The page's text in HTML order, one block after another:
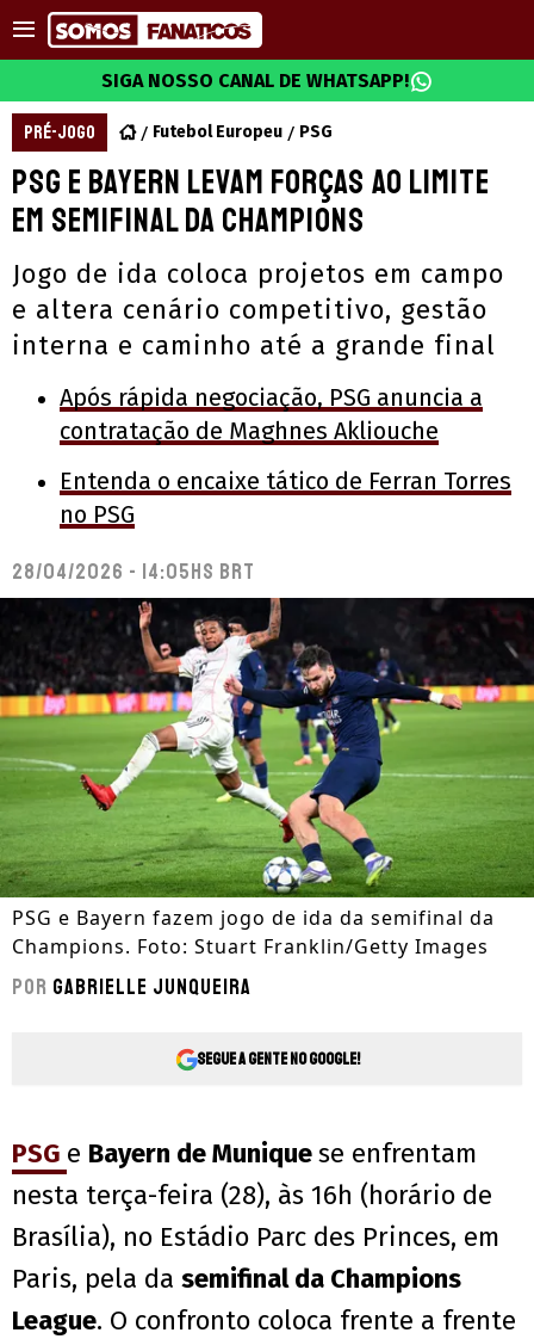
SIGA NOSSO CANAL DE WHATSAPP!
PRÉ-JOGO Futebol Europeu PSG
PSG e Bayern levam forças ao limite
em semifinal da Champions
Jogo de ida coloca projetos em campo
e altera cenário competitivo, gestão
interna e caminho até a grande final
Após rápida negociação, PSG anuncia a
contratação de Maghnes Akliouche
Entenda o encaixe tático de Ferran Torres
no PSG
28/04/2026 - 14:05hs BRT
PSG e Bayern fazem jogo de ida da semifinal da
Champions. Foto: Stuart Franklin/Getty Images
Por Gabrielle Junqueira
Segue a gente no Google!
PSG e Bayern de Muniquese enfrentam
nesta terça-feira (28), às 16h (horário de
Brasília), no Estádio Parc des Princes, em
Paris, pela da semifinal da Champions
League. O confronto coloca frente a frente